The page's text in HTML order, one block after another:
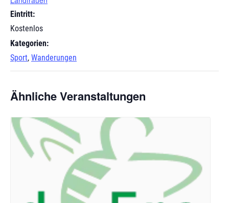
Eintritt:
Kostenlos
Kategorien:
Sport, Wanderungen
Ähnliche Veranstaltungen